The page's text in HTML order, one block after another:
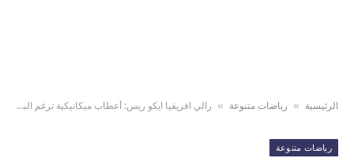
الرئيسية » رياضات متنوعة » رالي افريقيا ايكو ريس: أعطاب ميكانيكية ترغم البطل العالمي أمين الشيكر على الانسحاب
رياضات متنوعة